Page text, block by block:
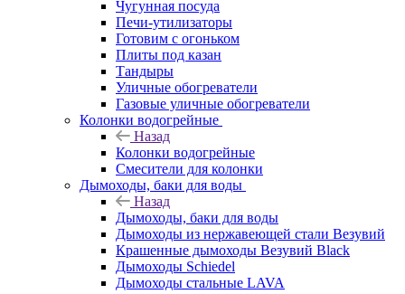
Чугунная посуда
Печи-утилизаторы
Готовим с огоньком
Плиты под казан
Тандыры
Уличные обогреватели
Газовые уличные обогреватели
Колонки водогрейные
Назад
Колонки водогрейные
Смесители для колонки
Дымоходы, баки для воды
Назад
Дымоходы, баки для воды
Дымоходы из нержавеющей стали Везувий
Крашенные дымоходы Везувий Black
Дымоходы Schiedel
Дымоходы стальные LAVA